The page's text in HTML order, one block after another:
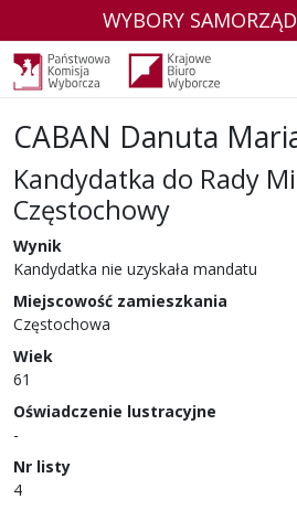
WYBORY
CABAN Danuta
Kandydatka do Rady
Częstochowy
w wyborach
Wynik
Kandydatka nie uzyskała mandatu
Miejscowość zamieszkania
Częstochowa
Wiek
61
Oświadczenie lustracyjne
-
Nr listy
4